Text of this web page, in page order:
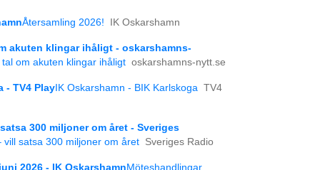
Återsamling 2026! IK Oskarshamn
akuten klingar ihåligt - oskarshamns-
om akuten klingar ihåligt oskarshamns-nytt.se
- TV4 Play IK Oskarshamn - BIK Karlskoga TV4
300 miljoner om året - Sveriges
satsa 300 miljoner om året Sveriges Radio
2026 - IK Oskarshamn Möteshandlingar